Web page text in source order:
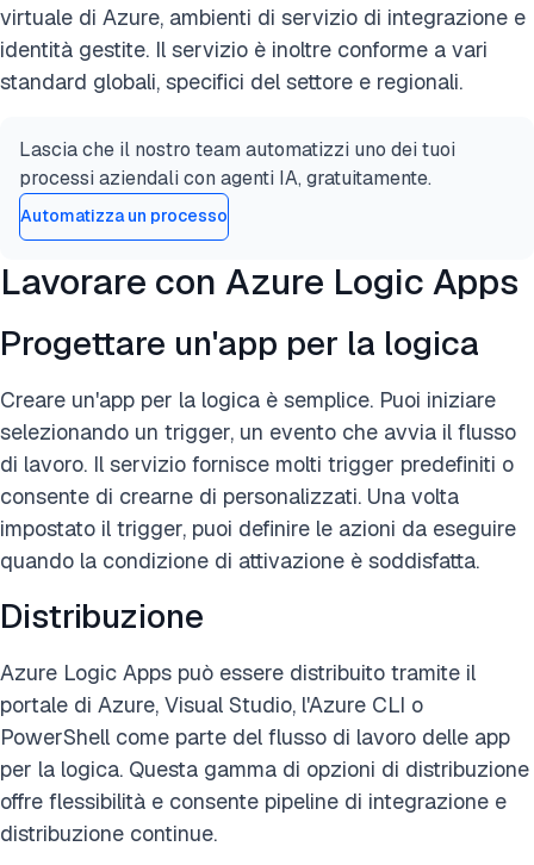
virtuale di Azure, ambienti di servizio di integrazione e
identità gestite. Il servizio è inoltre conforme a vari
standard globali, specifici del settore e regionali.
Lascia che il nostro team automatizzi uno dei tuoi
processi aziendali con agenti IA, gratuitamente.
Automatizza un processo
Lavorare con Azure Logic Apps
Progettare un'app per la logica
Creare un'app per la logica è semplice. Puoi iniziare
selezionando un trigger, un evento che avvia il flusso
di lavoro. Il servizio fornisce molti trigger predefiniti o
consente di crearne di personalizzati. Una volta
impostato il trigger, puoi definire le azioni da eseguire
quando la condizione di attivazione è soddisfatta.
Distribuzione
Azure Logic Apps può essere distribuito tramite il
portale di Azure, Visual Studio, l'Azure CLI o
PowerShell come parte del flusso di lavoro delle app
per la logica. Questa gamma di opzioni di distribuzione
offre flessibilità e consente pipeline di integrazione e
distribuzione continue.